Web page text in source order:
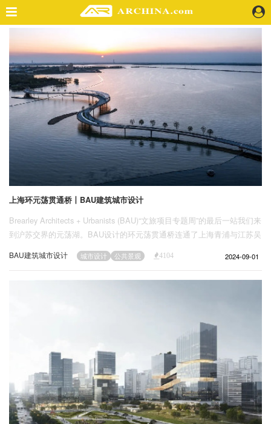
精选案例
建 筑
景 观
室 内
视 频
头条资讯
机 构
人 物
地 产
快速搜索
关于我们
联系我们
上海环元荡贯通桥丨BAU建筑城市设计
Brearley Architects + Urbanists (BAU)“文旅项目专题周”的最后一站我们来
到沪苏交界的元荡湖。BAU设计的环元荡贯通桥连通了上海青浦与江苏吴
江的两岸，为长三角一体化示范区的发展做出了贡献，并获得了包括澳大
利亚景观建筑师协会国际奖、2022年澳大利亚建筑师协会澳大利亚国际建
BAU建筑城市设计 城市设计 公共景观 4104 2024-09-01